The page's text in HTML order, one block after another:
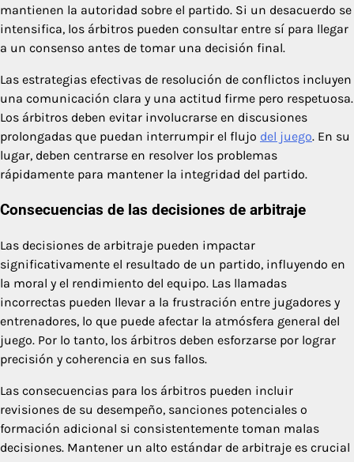
mantienen la autoridad sobre el partido. Si un desacuerdo se
intensifica, los árbitros pueden consultar entre sí para llegar
a un consenso antes de tomar una decisión final.
Las estrategias efectivas de resolución de conflictos incluyen
una comunicación clara y una actitud firme pero respetuosa.
Los árbitros deben evitar involucrarse en discusiones
prolongadas que puedan interrumpir el flujo del juego. En su
lugar, deben centrarse en resolver los problemas
rápidamente para mantener la integridad del partido.
Consecuencias de las decisiones de arbitraje
Las decisiones de arbitraje pueden impactar
significativamente el resultado de un partido, influyendo en
la moral y el rendimiento del equipo. Las llamadas
incorrectas pueden llevar a la frustración entre jugadores y
entrenadores, lo que puede afectar la atmósfera general del
juego. Por lo tanto, los árbitros deben esforzarse por lograr
precisión y coherencia en sus fallos.
Las consecuencias para los árbitros pueden incluir
revisiones de su desempeño, sanciones potenciales o
formación adicional si consistentemente toman malas
decisiones. Mantener un alto estándar de arbitraje es crucial